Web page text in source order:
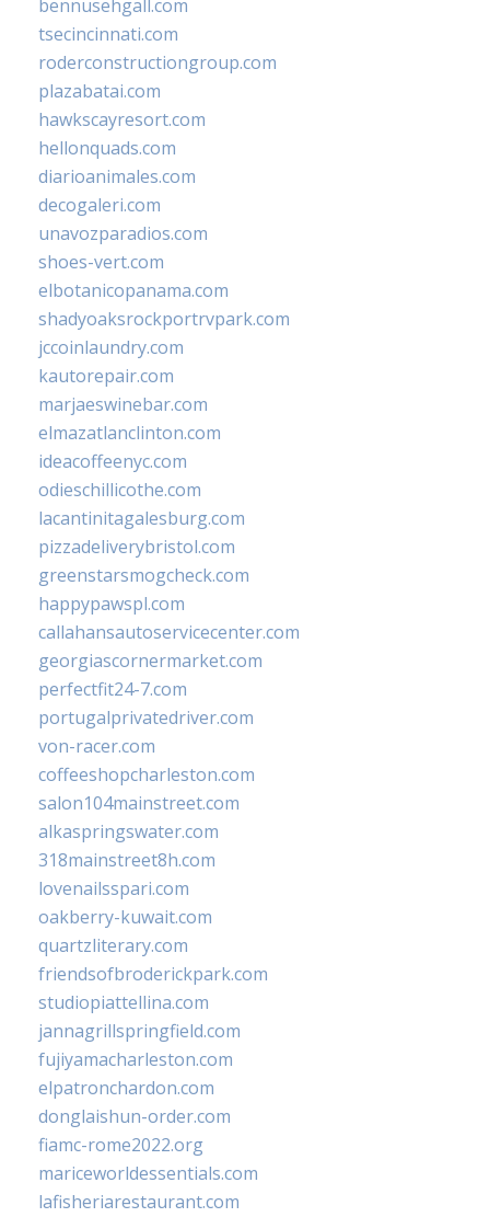
bennusehgall.com
tsecincinnati.com
roderconstructiongroup.com
plazabatai.com
hawkscayresort.com
hellonquads.com
diarioanimales.com
decogaleri.com
unavozparadios.com
shoes-vert.com
elbotanicopanama.com
shadyoaksrockportrvpark.com
jccoinlaundry.com
kautorepair.com
marjaeswinebar.com
elmazatlanclinton.com
ideacoffeenyc.com
odieschillicothe.com
lacantinitagalesburg.com
pizzadeliverybristol.com
greenstarsmogcheck.com
happypawspl.com
callahansautoservicecenter.com
georgiascornermarket.com
perfectfit24-7.com
portugalprivatedriver.com
von-racer.com
coffeeshopcharleston.com
salon104mainstreet.com
alkaspringswater.com
318mainstreet8h.com
lovenailsspari.com
oakberry-kuwait.com
quartzliterary.com
friendsofbroderickpark.com
studiopiattellina.com
jannagrillspringfield.com
fujiyamacharleston.com
elpatronchardon.com
donglaishun-order.com
fiamc-rome2022.org
mariceworldessentials.com
lafisheriarestaurant.com